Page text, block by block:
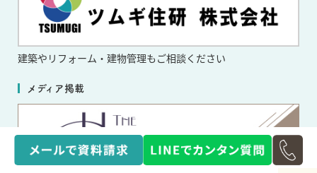
建築やリフォーム・ 建物管理もご相談ください
メディア掲載